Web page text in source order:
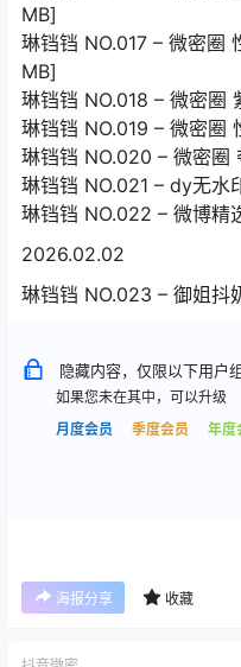
MB]
琳铛铛 NO.017 – 微密圈
MB]
琳铛铛 NO.018 – 微密圈
琳铛铛 NO.019 – 微密圈
琳铛铛 NO.020 – 微密圈
琳铛铛 NO.021 – dy无
琳铛铛 NO.022 – 微博
2026.02.02
琳铛铛 NO.023 – 御姐抖
隐藏内容，仅限以下用户
如果您未在其中，可以升级
月度会员
季度会员 年度
海报分享 收藏